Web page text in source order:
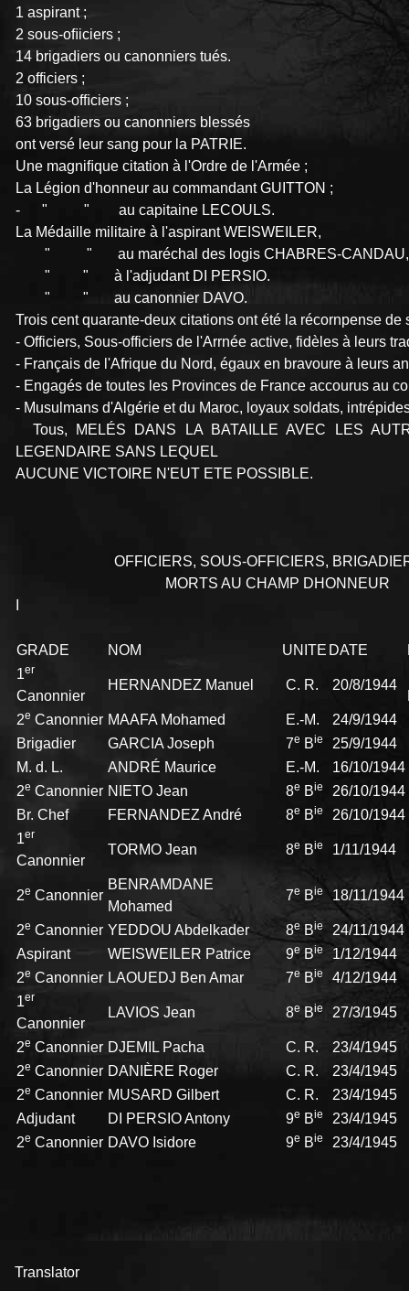
1 aspirant ;
2 sous-oﬁiciers ;
14 brigadiers ou canonniers tués.
2 officiers ;
10 sous-ofﬁciers ;
63 brigadiers ou canonniers blessés
ont versé leur sang pour la PATRIE.
Une magniﬁque citation à l'Ordre de l'Armée ;
La Légion d'honneur au commandant GUITTON ;
- " " au capitaine LECOULS.
La Médaille militaire à l'aspirant WEISWEILER,
" " au maréchal des logis CHABRES-CANDAU,
" " à l'adjudant DI PERSIO.
" " au canonnier DAVO.
Trois cent quarante-deux citations ont été la récornpense de
- Officiers, Sous-officiers de l'Arrnée active, fidèles à leurs
- Français de l'Afrique du Nord, égaux en bravoure à leurs
- Engagés de toutes les Provinces de France accourus au
- Musulmans d'Algérie et du Maroc, loyaux soldats,
Tous, MELÉS DANS LA BATAILLE AVEC LES
LEGENDAIRE SANS LEQUEL
AUCUNE VICTOIRE N'EUT ETE POSSIBLE.
OFFICIERS, SOUS-OFFICIERS, BRIGADIERS
MORTS AU CHAMP DHONNEUR
GRADE NOM UNITE DATE
1er
Canonnier
HERNANDEZ Manuel C. R. 20/8/1944
2e Canonnier MAAFA Mohamed E.-M. 24/9/1944
Brigadier
GARCIA Joseph 7e Bie 25/9/1944
M. d. L.
ANDRÉ Maurice E.-M. 16/10/1944
2e Canonnier NIETO Jean 8e Bie 26/10/1944
Br. Chef
FERNANDEZ André 8e Bie 26/10/1944
1er
Canonnier
TORMO Jean 8e Bie 1/11/1944
2e Canonnier
BENRAMDANE
Mohamed
7e Bie 18/11/1944
2e Canonnier YEDDOU Abdelkader 8e Bie 24/11/1944
Aspirant
WEISWEILER Patrice 9eBie 1/12/1944
2e Canonnier LAOUEDJ Ben Amar 7e Bie 4/12/1944
1er
Canonnier
LAVIOS Jean 8e Bie 27/3/1945
2e Canonnier DJEMIL Pacha C. R. 23/4/1945
2e Canonnier DANIÈRE Roger C. R. 23/4/1945
2e Canonnier MUSARD Gilbert C. R. 23/4/1945
Adjudant
DI PERSIO Antony 9e Bie 23/4/1945
2e Canonnier DAVO Isidore 9e Bie 23/4/1945
Translator